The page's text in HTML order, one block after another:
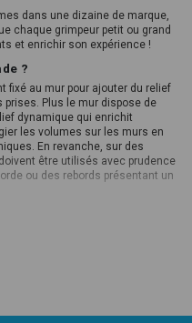
dans une dizaine de marque,
chaque grimpeur petit ou grand
et enrichir son expérience !
?
fixé au mur pour ajouter du relief
Plus le mur dispose de
dynamique qui enrichit
les volumes sur les murs en
En revanche, sur des
être utilisés avec prudence
ou des rebords présentant un
d'escalade ?
excellente durabilité, ils se
fibre de verre, quant à eux,